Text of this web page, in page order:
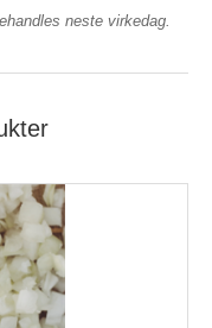
neste virkedag.